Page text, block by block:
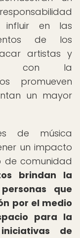
influir en las
de los
artistas y
con la
promueven
un mayor
de música
un impacto
de comunidad
brindan la
que
por el medio
para la
de